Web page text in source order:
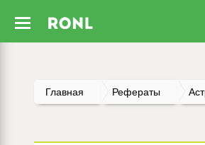
Главная Рефераты